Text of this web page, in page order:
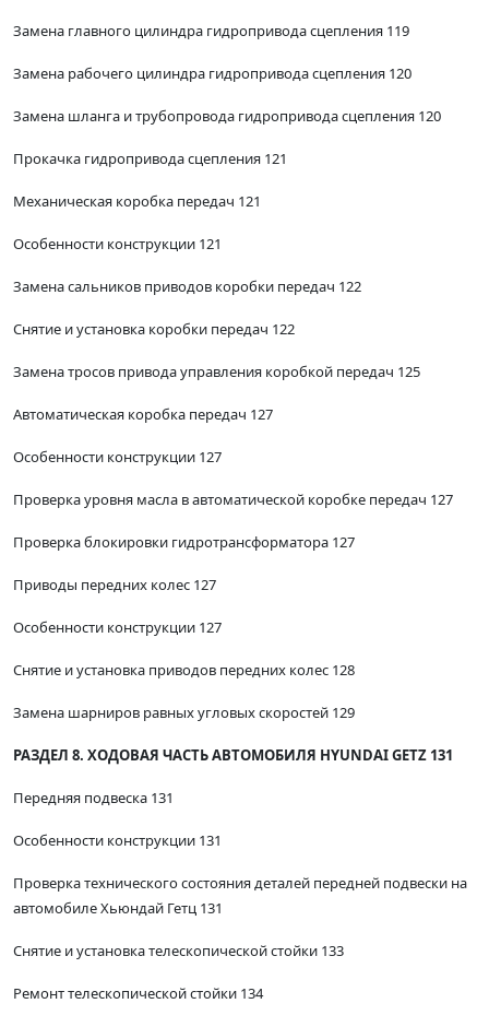
Замена главного цилиндра гидропривода сцепления 119
Замена рабочего цилиндра гидропривода сцепления 120
Замена шланга и трубопровода гидропривода сцепления 120
Прокачка гидропривода сцепления 121
Механическая коробка передач 121
Особенности конструкции 121
Замена сальников приводов коробки передач 122
Снятие и установка коробки передач 122
Замена тросов привода управления коробкой передач 125
Автоматическая коробка передач 127
Особенности конструкции 127
Проверка уровня масла в автоматической коробке передач 127
Проверка блокировки гидротрансформатора 127
Приводы передних колес 127
Особенности конструкции 127
Снятие и установка приводов передних колес 128
Замена шарниров равных угловых скоростей 129
РАЗДЕЛ 8. ХОДОВАЯ ЧАСТЬ АВТОМОБИЛЯ HYUNDAI GETZ 131
Передняя подвеска 131
Особенности конструкции 131
Проверка технического состояния деталей передней подвески на
автомобиле Хьюндай Гетц 131
Снятие и установка телескопической стойки 133
Ремонт телескопической стойки 134